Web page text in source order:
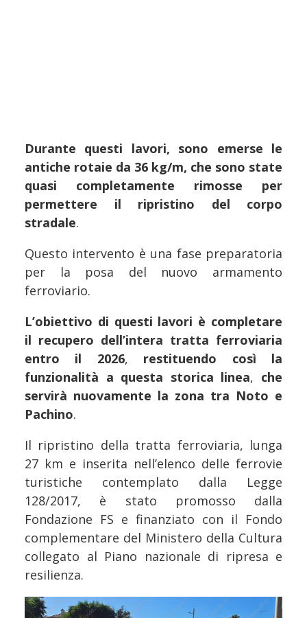
Durante questi lavori, sono emerse le
antiche rotaie da 36 kg/m, che sono state
quasi completamente rimosse per
permettere il ripristino del corpo
stradale.
Questo intervento è una fase preparatoria
per la posa del nuovo armamento
ferroviario.
L’obiettivo di questi lavori è completare
il recupero dell’intera tratta ferroviaria
entro il 2026, restituendo così la
funzionalità a questa storica linea, che
servirà nuovamente la zona tra Noto e
Pachino.
Il ripristino della tratta ferroviaria, lunga
27 km e inserita nell’elenco delle ferrovie
turistiche contemplato dalla Legge
128/2017, è stato promosso dalla
Fondazione FS e finanziato con il Fondo
complementare del Ministero della Cultura
collegato al Piano nazionale di ripresa e
resilienza.